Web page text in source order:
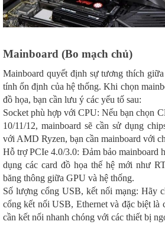
Mainboard (Bo mạch chủ)
Mainboard quyết định sự tương thích
tính ổn định của hệ thống. Khi chọn
đồ họa, bạn cần lưu ý các yếu tố sau:
Socket phù hợp với CPU: Nếu bạn chọn
10/11/12, mainboard sẽ cần sử dụng
với AMD Ryzen, bạn cần mainboard với
Hỗ trợ PCIe 4.0/3.0: Đảm bảo mainboard
dụng các card đồ họa thế hệ mới như
băng thông giữa GPU và hệ thống.
Số lượng cổng USB, kết nối mạng: Hãy
cổng kết nối USB, Ethernet và đặc biệt là
cần kết nối nhanh chóng với các thiết bị